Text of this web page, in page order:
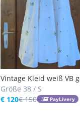
Vintage Kleid weiß VB
bestickt Baumwolle 50's
Hochzeit Petticoat
Größe 38 / S
€ 120€ 150 PayLivery